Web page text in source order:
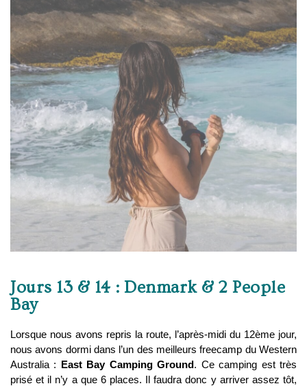
Jours 13 & 14 : Denmark & 2 People
Bay
Lorsque nous avons repris la route, l’après-midi du 12ème jour,
nous avons dormi dans l’un des meilleurs freecamp du Western
Australia : East Bay Camping Ground. Ce camping est très
prisé et il n’y a que 6 places. Il faudra donc y arriver assez tôt,